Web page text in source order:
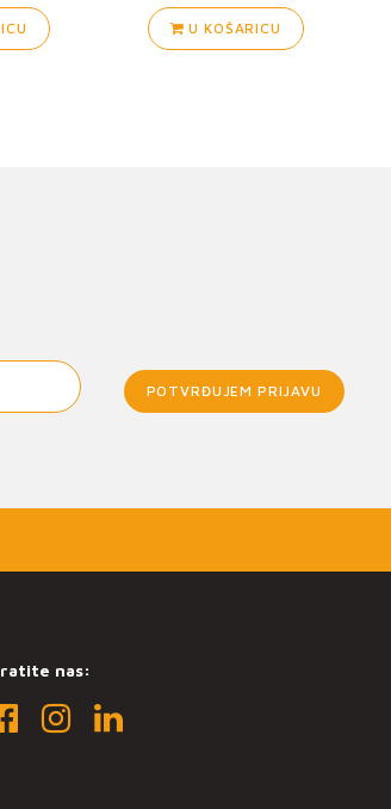
U KOŠARICU
POTVRĐUJEM PRIJAVU
nas: